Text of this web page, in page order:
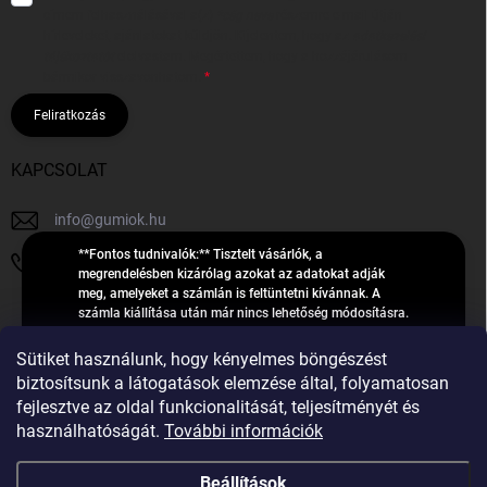
Sütiket használunk, hogy kényelmes böngészést
biztosítsunk a látogatások elemzése által, folyamatosan
fejlesztve az oldal funkcionalitását, teljesítményét és
használhatóságát. További információk
**Fontos tudnivalók:** Tisztelt vásárlók, a
megrendelésben kizárólag azokat az adatokat adják
meg, amelyeket a számlán is feltüntetni kívánnak. A
számla kiállítása után már nincs lehetőség módosításra.
feldolgozása” státusz alatt van lehetőség! Csak új,
**2023-ban, 2024-ben vagy 2025-ben** gyártott
gumiabroncsokat árusítunk – a gumik **pontos DOT-
számáról nem adunk felvilágosítást**! Köszönjük. A
feldolgozás alatt álló nagyszámú megrendelésre
Feliratkozás
KAPCSOLAT
info@gumiok.hu
+36705429902
R
U
K
E
R
Árukereső.hu
gumiok